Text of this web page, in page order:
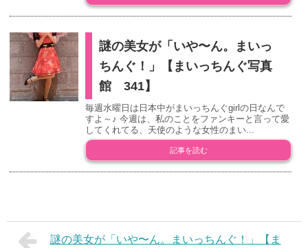
謎の美女が「いや〜ん。まいっ
ちんぐ！」【まいっちんぐ写真
館 341】
毎週水曜日は日本中がまいっちんぐgirlの日なんで
すよ～♪ 今週は、私のことをファンキーと言って愛
してくれてる、天使のような女性のまい...
記事を読む
謎の美女が「いや〜ん。まいっちんぐ！」【ま